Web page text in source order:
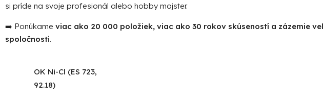
si príde na svoje profesionál alebo hobby majster.
➡️ Ponúkame viac ako 20 000 položiek, viac ako 30 rokov skúseností a zázemie
spoločnosti.
OK Ni-Cl (ES 723,
92.18)